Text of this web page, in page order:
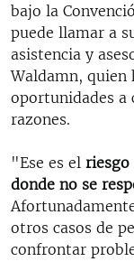
bajo la
puede llamar a
asistencia y
Waldamn, quien
oportunidades a
razones.
"Ese es el riesgo
donde no se
otros casos de
confrontar